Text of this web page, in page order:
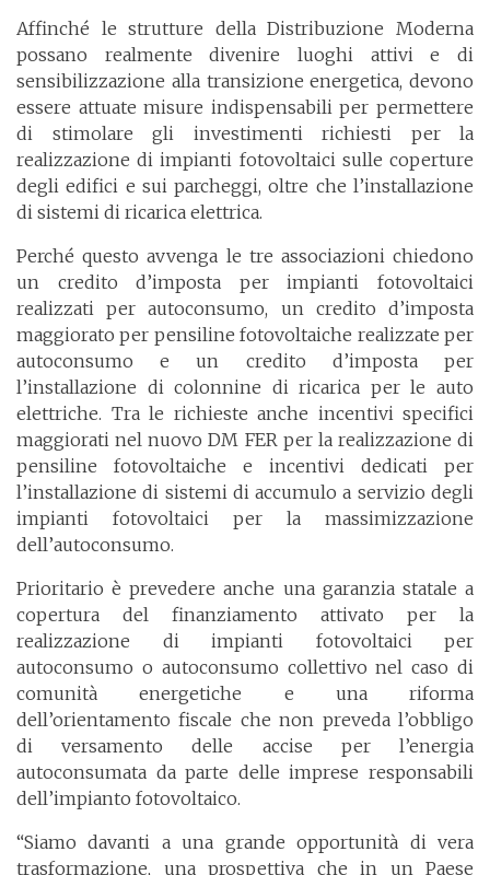
Affinché le strutture della Distribuzione Moderna
possano realmente divenire luoghi attivi e di
sensibilizzazione alla transizione energetica, devono
essere attuate misure indispensabili per permettere
di stimolare gli investimenti richiesti per la
realizzazione di impianti fotovoltaici sulle coperture
degli edifici e sui parcheggi, oltre che l’installazione
di sistemi di ricarica elettrica.
Perché questo avvenga le tre associazioni chiedono
un credito d’imposta per impianti fotovoltaici
realizzati per autoconsumo, un credito d’imposta
maggiorato per pensiline fotovoltaiche realizzate per
autoconsumo e un credito d’imposta per
l’installazione di colonnine di ricarica per le auto
elettriche. Tra le richieste anche incentivi specifici
maggiorati nel nuovo DM FER per la realizzazione di
pensiline fotovoltaiche e incentivi dedicati per
l’installazione di sistemi di accumulo a servizio degli
impianti fotovoltaici per la massimizzazione
dell’autoconsumo.
Prioritario è prevedere anche una garanzia statale a
copertura del finanziamento attivato per la
realizzazione di impianti fotovoltaici per
autoconsumo o autoconsumo collettivo nel caso di
comunità energetiche e una riforma
dell’orientamento fiscale che non preveda l’obbligo
di versamento delle accise per l’energia
autoconsumata da parte delle imprese responsabili
dell’impianto fotovoltaico.
“Siamo davanti a una grande opportunità di vera
trasformazione, una prospettiva che in un Paese